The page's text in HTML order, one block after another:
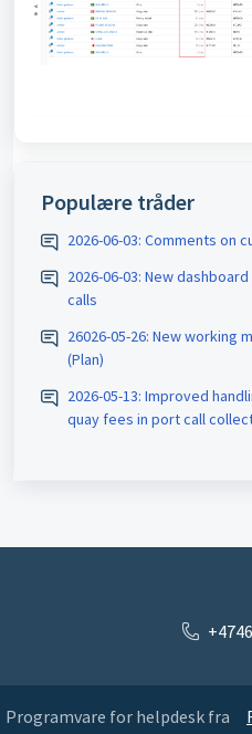
Populære tråder
2026-06-03: Comments on
2026-06-03: New
calls
26026-05-26: New working
(Plan)
2026-05-13: Improved
quay fees in port call
Programvare for helpdesk fra